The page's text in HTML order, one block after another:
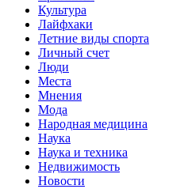
Культура
Лайфхаки
Летние виды спорта
Личный счет
Люди
Места
Мнения
Мода
Народная медицина
Наука
Наука и техника
Недвижимость
Новости